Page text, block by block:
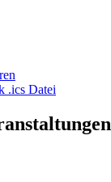
.ics Datei